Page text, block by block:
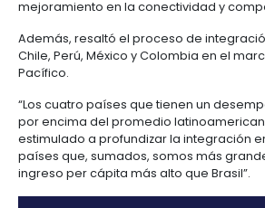
Materiales
de
Audiovisual
Centros
servicios
compartidos
sectores
Agroquímicos
Infraestructura
en
turismo
5.
Relaciones
con
el
estado
Oportunidades
de
Inversión
Regional
país que más empleo formal
sobre el Producto Interno Bruto,
región y en este momento
Jefe de Estado.
Recordó que en la actualidad
concesiones en infraestructura
puertos, con una inversión